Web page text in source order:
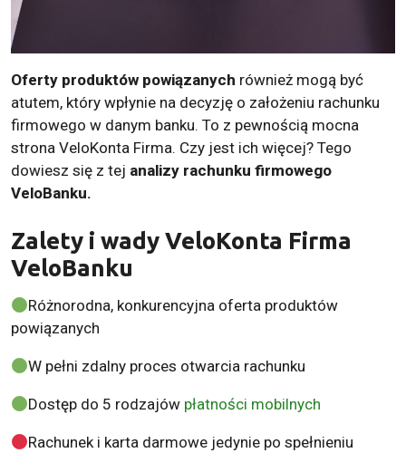
Oferty produktów powiązanych również mogą być
atutem, który wpłynie na decyzję o założeniu rachunku
firmowego w danym banku. To z pewnością mocna
strona VeloKonta Firma. Czy jest ich więcej? Tego
dowiesz się z tej analizy rachunku firmowego
VeloBanku.
Zalety i wady VeloKonta Firma
VeloBanku
Różnorodna, konkurencyjna oferta produktów
powiązanych
W pełni zdalny proces otwarcia rachunku
Dostęp do 5 rodzajów płatności mobilnych
Rachunek i karta darmowe jedynie po spełnieniu